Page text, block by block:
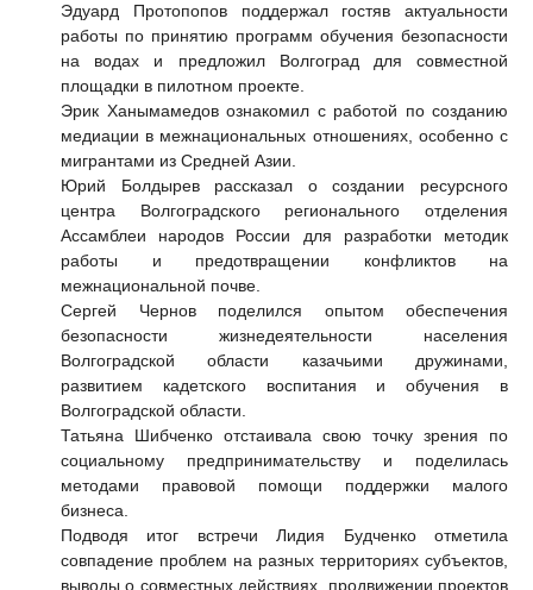
Эдуард Протопопов поддержал гостяв актуальности
работы по принятию программ обучения безопасности
на водах и предложил Волгоград для совместной
площадки в пилотном проекте.
Эрик Ханымамедовознакомил с работой по созданию
медиации в межнациональных отношениях, особенно с
мигрантами из Средней Азии.
Юрий Болдыреврассказал о создании ресурсного
центра Волгоградского регионального отделения
Ассамблеи народов России для разработки методик
работы и предотвращении конфликтов на
межнациональной почве.
Сергей Черновподелился опытом обеспечения
безопасности жизнедеятельности населения
Волгоградской области казачьими дружинами,
развитием кадетского воспитания и обучения в
Волгоградской области.
Татьяна Шибченко отстаивала свою точку зрения по
социальному предпринимательству и поделилась
методами правовой помощи поддержки малого
бизнеса.
Подводя итог встречиЛидия Будченкоотметила
совпадение проблем на разных территориях субъектов,
выводы о совместных действиях, продвижении проектов